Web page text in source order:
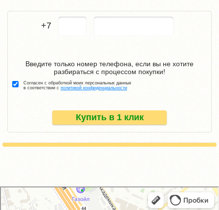
+7
Купить в 1 клик
Введите только номер телефона, если вы не хотите
разбираться с процессом покупки!
Согласен с обработкой моих персональных данных
в соответствии с политикой конфиденциальности
GM-City&VAG-Repair
Автосервис, автотехцентр в Москве
Магазин автозапчастей и автотоваров в Москве